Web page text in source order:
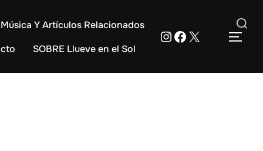
Música Y Artículos Relacionados
SOBRE Llueve en el Sol
Instagram
Facebook
X Buscar: